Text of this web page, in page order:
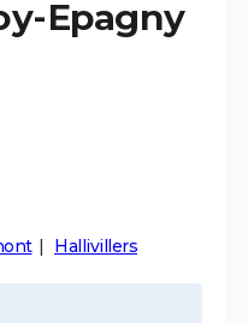
Epagny
Hallivillers